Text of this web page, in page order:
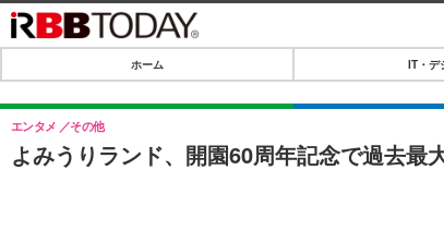
IT・デジタル
IT・デジタルTOP
SPEED TEST
ホーム IT・デ
よみうりランド、開園60周年記念で過去最
エンタメ その他